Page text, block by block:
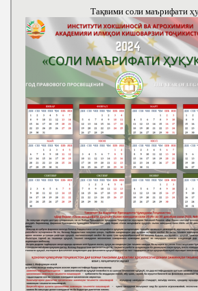
Тақвими соли маърифати